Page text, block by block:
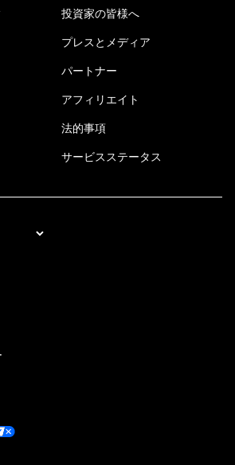
投資家の皆様へ
プレスとメディア
パートナー
アフィリエイト
法的事項
サービスステータス